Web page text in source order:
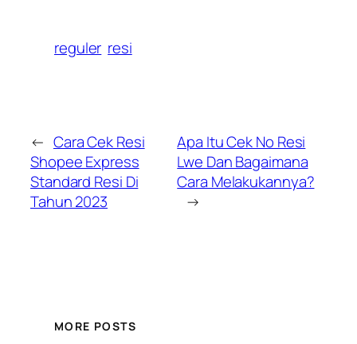
reguler resi
← Cara Cek Resi
Shopee Express
Standard Resi Di
Tahun 2023
Apa Itu Cek No Resi
Lwe Dan Bagaimana
Cara Melakukannya?
→
MORE POSTS